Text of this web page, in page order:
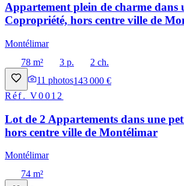
Appartement plein de charme dans
Copropriété, hors centre ville de
Montélimar
78 m²
3 p.
2 ch.
11 photos143 000 €
Réf.V0012
Lot de 2 Appartements dans une
hors centre ville de Montélimar
Montélimar
74 m²